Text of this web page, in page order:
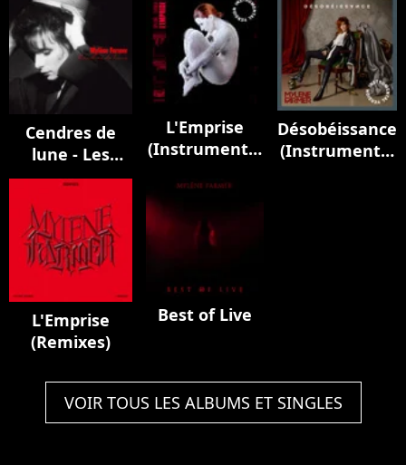
Cendres de
lune - Les
instrumentaux
L'Emprise
(Instrumental
Désobéissance
(Instrumental
L'Emprise
(Remixes)
Best of Live
VOIR TOUS LES ALBUMS ET SINGLES